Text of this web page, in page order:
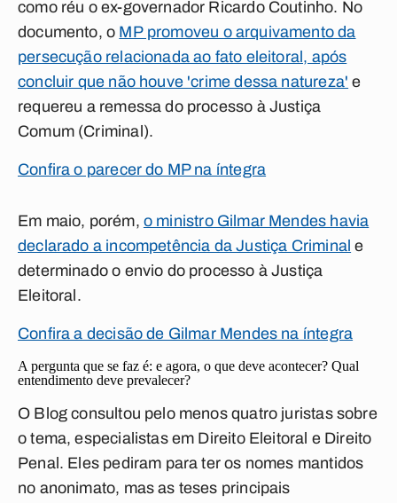
como réu o ex-governador Ricardo Coutinho. No
documento, o MP promoveu o arquivamento da
persecução relacionada ao fato eleitoral, após
concluir que não houve 'crime dessa natureza' e
requereu a remessa do processo à Justiça
Comum (Criminal).
Confira o parecer do MP na íntegra
Em maio, porém, o ministro Gilmar Mendes havia
declarado a incompetência da Justiça Criminal e
determinado o envio do processo à Justiça
Eleitoral.
Confira a decisão de Gilmar Mendes na íntegra
A pergunta que se faz é: e agora, o que deve acontecer? Qual
entendimento deve prevalecer?
O Blog consultou pelo menos quatro juristas sobre
o tema, especialistas em Direito Eleitoral e Direito
Penal. Eles pediram para ter os nomes mantidos
no anonimato, mas as teses principais